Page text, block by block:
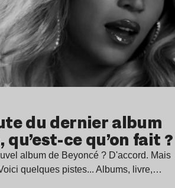
du dernier album
qu’est-ce qu’on fait ?
album de Beyoncé ? D'accord. Mais
quelques pistes... Albums, livre,…